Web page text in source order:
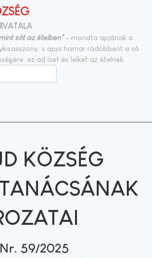
sót az ételben"– mondta apjának a
s apja hamar rádöbbent a só
ez ad ízet és lelket az ételnek.
KÖZSÉG
59/2025